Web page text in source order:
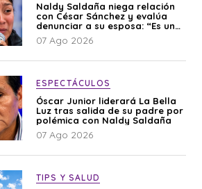
Naldy Saldaña niega relación
con César Sánchez y evalúa
denunciar a su esposa: “Es una
difamación”
07 Ago 2026
ESPECTÁCULOS
Óscar Junior liderará La Bella
Luz tras salida de su padre por
polémica con Naldy Saldaña
07 Ago 2026
TIPS Y SALUD